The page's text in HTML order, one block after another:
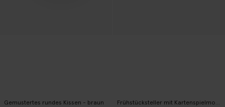
Gemustertes rundes Kissen - braun
Frühstücksteller mit Kartenspielmotiv - mehrfarbig